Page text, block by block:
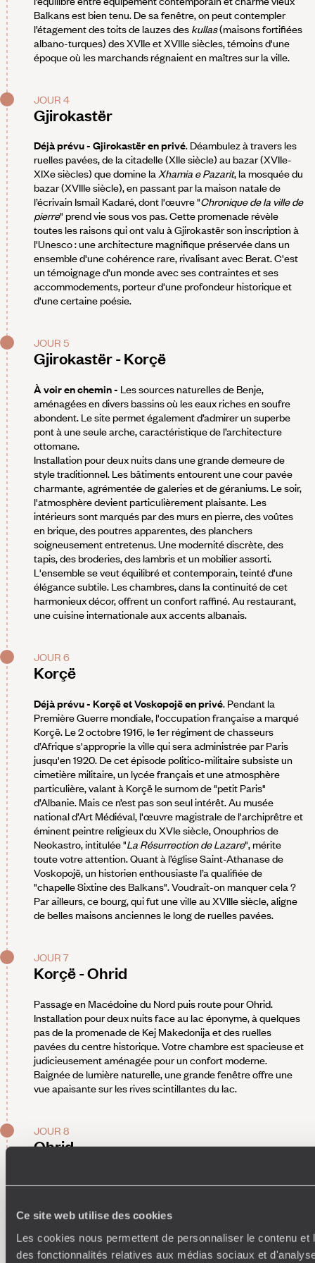
Ce site web utilise des cookies
Les cookies nous permettent de personnaliser le contenu et
des fonctionnalités relatives aux médias sociaux et
Balkans est bien tenu. De sa fenêtre, on peut contempler
l’étagement des toits de lauzes des kullas(maisons fortifiées
albano-turques) des XVIIe et XVIIIe siècles, témoins d'une
époque où les marchands régnaient en maîtres sur la ville.
JOUR 4
Gjirokastër
Déjà prévu - Gjirokastër en privé. Déambulez à travers les
ruelles pavées, de la citadelle (XIIe siècle) au bazar (XVIIe-
XIXe siècles) que domine laXhamia e Pazarit, la mosquée du
bazar (XVIIIe siècle), en passant par la maison natale de
l’écrivain Ismail Kadaré, dont l'œuvre "Chronique de la ville de
pierre" prend vie sous vos pas. Cette promenade révèle
toutes les raisons qui ont valu à Gjirokastër son inscription à
l'Unesco : une architecture magnifique préservée dans un
ensemble d'une cohérence rare, rivalisant avec Berat. C'est
un témoignage d'un monde avec ses contraintes et ses
accommodements, porteur d'une profondeur historique et
d'une certaine poésie.
JOUR 5
Gjirokastër - Korçë
À voir en chemin - Les sources naturelles de Benje,
aménagées en divers bassins où les eaux riches en soufre
abondent. Le site permet également d’admirer un superbe
pont à une seule arche, caractéristique de l’architecture
ottomane.
Installation pour deux nuits dans une grande demeure de
style traditionnel. Les bâtiments entourent une cour pavée
charmante, agrémentée de galeries et de géraniums. Le soir,
l'atmosphère devient particulièrement plaisante. Les
intérieurs sont marqués par des murs en pierre, des voûtes
en brique, des poutres apparentes, des planchers
soigneusement entretenus. Une modernité discrète, des
tapis, des broderies, des lambris et un mobilier assorti.
L'ensemble se veut équilibré et contemporain, teinté d'une
élégance subtile. Les chambres, dans la continuité de cet
harmonieux décor, offrent un confort raffiné. Au restaurant,
une cuisine internationale aux accents albanais.
JOUR 6
Korçë
Déjà prévu - Korçë et Voskopojë en privé. Pendant la
Première Guerre mondiale, l'occupation française a marqué
Korçë. Le 2 octobre 1916, le 1er régiment de chasseurs
d’Afrique s'approprie la ville qui sera administrée par Paris
jusqu'en 1920. De cet épisode politico-militaire subsiste un
cimetière militaire, un lycée français et une atmosphère
particulière, valant à Korçë le surnom de "petit Paris"
d’Albanie. Mais ce n’est pas son seul intérêt. Au musée
national d’Art Médiéval, l'œuvre magistrale de l'archiprêtre et
éminent peintre religieux du XVIe siècle, Onouphrios de
Neokastro, intitulée "La Résurrection de Lazare", mérite
toute votre attention. Quant à l’église Saint-Athanase de
Voskopojë, un historien enthousiaste l’a qualifiée de
"chapelle Sixtine des Balkans". Voudrait-on manquer cela ?
Par ailleurs, ce bourg, qui fut une ville au XVIIIe siècle, aligne
de belles maisons anciennes le long de ruelles pavées.
JOUR 7
Korçë - Ohrid
Passage en Macédoine du Nord puis route pour Ohrid.
Installation pour deux nuits face au lac éponyme, à quelques
pas de la promenade de Kej Makedonija et des ruelles
pavées du centre historique. Votre chambre est spacieuse et
judicieusement aménagée pour un confort moderne.
Baignée de lumière naturelle, une grande fenêtre offre une
vue apaisante sur les rives scintillantes du lac.
JOUR 8
Ohrid
caractérisée par ses murs crénelés et ses tours carrées. Du
tracé médiéval des rues et d’un ensemble harmonieux de
maisons (XVIIe-XIXe siècles) émanent un charme